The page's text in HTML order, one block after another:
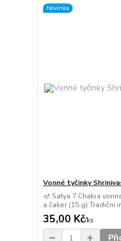
Novinka
Vonné tyčinky
🪔 Satya 7 Chakra
a čaker (15 g) Tradiční
35,00 Kč/ks